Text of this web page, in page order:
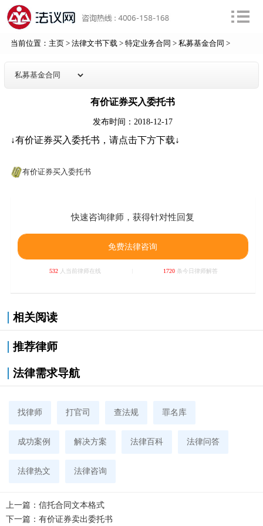
当前位置： 主页> 法律文书下载> 特定业务合同 > 私募基金合同 >
有价证券买入委托书
发布时间：2018-12-17
↓有价证券买入委托书，请点击下方下载↓
有价证券买入委托书
快速咨询律师，获得针对性回复
免费法律咨询
532 人当前律师在线 1720条今日律师解答
相关阅读
推荐律师
法律需求导航
找律师 打官司 查法规 罪名库
成功案例 解决方案 法律百科 法律问答
法律热文 法律咨询
上一篇： 信托合同文本格式
下一篇： 有价证券卖出委托书